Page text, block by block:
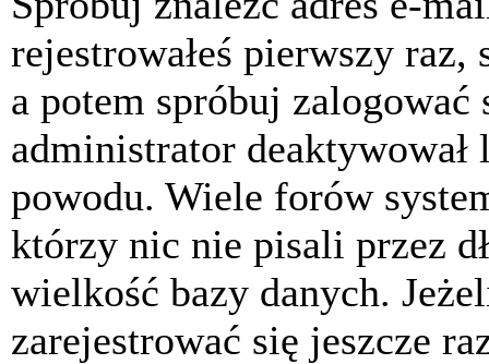
rejestrowałeś pierwszy
a potem spróbuj
administrator deaktywował
powodu. Wiele forów
którzy nic nie pisali przez
wielkość bazy danych.
zarejestrować się jeszcze